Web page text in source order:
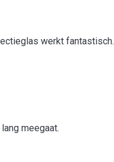
werkt fantastisch.
meegaat.